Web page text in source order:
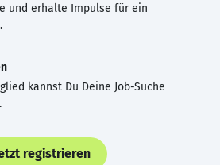
und erhalte Impulse für ein
kannst Du Deine Job-Suche
registrieren